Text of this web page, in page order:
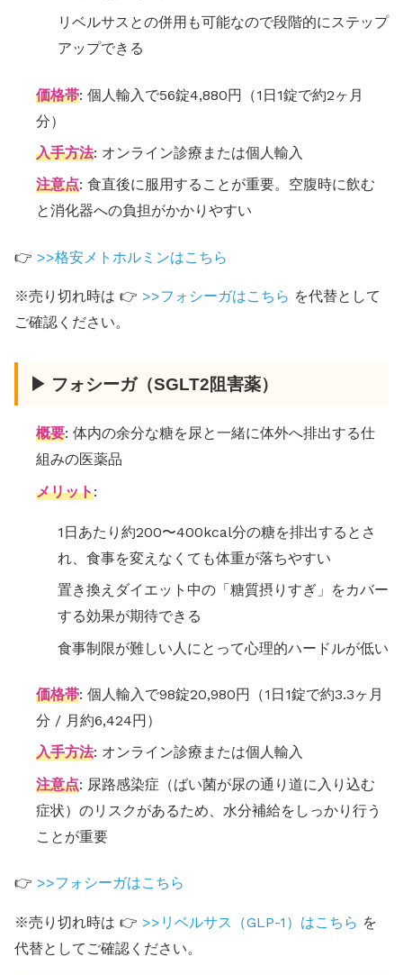
リベルサスとの併用も可能なので段階的にステップ
アップできる
価格帯: 個人輸入で56錠4,880円（1日1錠で約2ヶ月
分）
入手方法: オンライン診療または個人輸入
注意点: 食直後に服用することが重要。空腹時に飲む
と消化器への負担がかかりやすい
👉 >>格安メトホルミンはこちら
※売り切れ時は 👉 >>フォシーガはこちら を代替として
ご確認ください。
▶ フォシーガ（SGLT2阻害薬）
概要: 体内の余分な糖を尿と一緒に体外へ排出する仕
組みの医薬品
メリット:
1日あたり約200〜400kcal分の糖を排出するとさ
れ、食事を変えなくても体重が落ちやすい
置き換えダイエット中の「糖質摂りすぎ」をカバー
する効果が期待できる
食事制限が難しい人にとって心理的ハードルが低い
価格帯: 個人輸入で98錠20,980円（1日1錠で約3.3ヶ月
分 / 月約6,424円）
入手方法: オンライン診療または個人輸入
注意点: 尿路感染症（ばい菌が尿の通り道に入り込む
症状）のリスクがあるため、水分補給をしっかり行う
ことが重要
👉 >>フォシーガはこちら
※売り切れ時は 👉 >>リベルサス（GLP-1）はこちら を
代替としてご確認ください。